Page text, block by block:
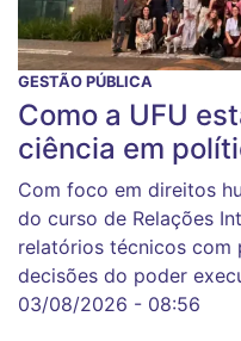
GESTÃO PÚBLICA
Como a UFU
ciência em
Com foco em direitos
do curso de Relações
relatórios técnicos com
decisões do poder
03/08/2026 - 08:56